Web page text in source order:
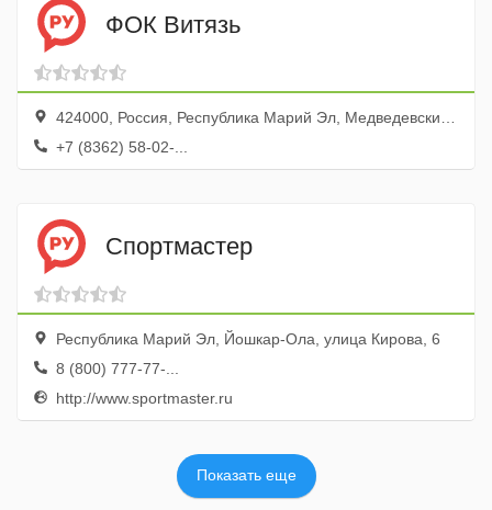
ФОК Витязь
424000, Россия, Республика Марий Эл, Медведевский район, посёлок городского типа Медведево, улица Сергея Жилина, 4
+7 (8362) 58-02-...
Спортмастер
Республика Марий Эл, Йошкар-Ола, улица Кирова, 6
8 (800) 777-77-...
http://www.sportmaster.ru
Показать еще